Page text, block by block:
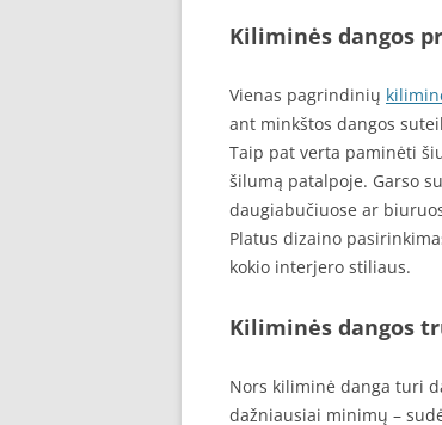
Kiliminės dangos
Vienas pagrindinių
ant minkštos dangos
Taip pat verta paminėti
šilumą patalpoje. Garso
daugiabučiuose ar
Platus dizaino
kokio interjero stiliaus.
Kiliminės dangos
Nors kiliminė danga turi
dažniausiai minimų –